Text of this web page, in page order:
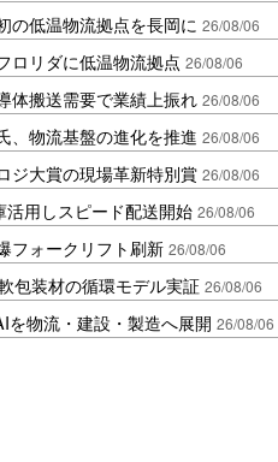
の低温物流拠点を長岡に 26/08/06
ロリダに低温物流拠点 26/08/06
体搬送需要で業績上振れ 26/08/06
、物流基盤の進化を推進 26/08/06
ジ大賞の現場革新特別賞 26/08/06
用しスピード配送開始 26/08/06
フォークリフト刷新 26/08/06
包装材の循環モデル実証 26/08/06
物流・建設・製造へ展開 26/08/06